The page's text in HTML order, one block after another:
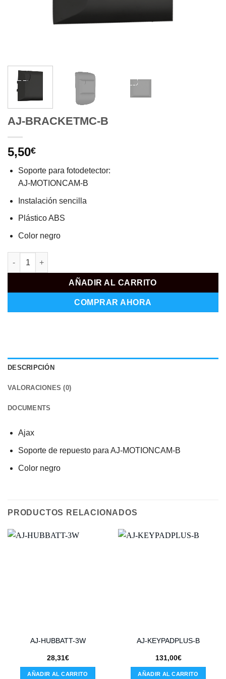
AJ-BRACKETMC-B
5,50€
Soporte para fotodetector:
AJ-MOTIONCAM-B
Instalación sencilla
Plástico ABS
Color negro
AJ-BRACKETMC-B cantidad
AÑADIR AL CARRITO
COMPRAR AHORA
DESCRIPCIÓN
VALORACIONES (0)
DOCUMENTS
Ajax
Soporte de repuesto para AJ-MOTIONCAM-B
Color negro
PRODUCTOS RELACIONADOS
AJ-HUBBATT-3W
28,31€
AÑADIR AL CARRITO
AJ-KEYPADPLUS-B
131,00€
AÑADIR AL CARRITO